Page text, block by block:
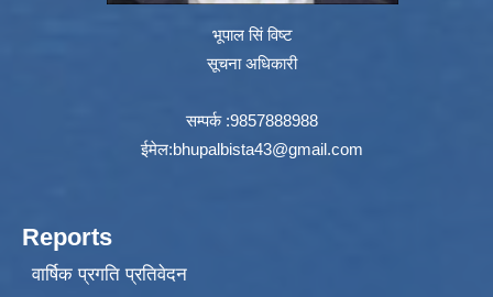
भूपाल सिं विष्ट
सूचना अधिकारी
सम्पर्क :9857888988
ईमेल:bhupalbista43@gmail.com
Reports
वार्षिक प्रगति प्रतिवेदन